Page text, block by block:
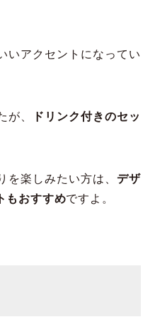
いアクセントになってい
が、
ドリンク付きのセッ
を楽しみたい方は、 デザ
もおすすめですよ。